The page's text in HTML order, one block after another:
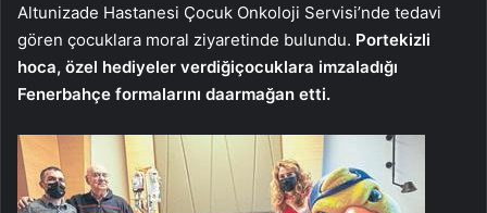
Altunizade Hastanesi Çocuk Onkoloji Servisi’nde tedavi
gören çocuklara moral ziyaretinde bulundu. Portekizli
hoca, özel hediyeler verdiğiçocuklara imzaladığı
Fenerbahçe formalarını daarmağan etti.